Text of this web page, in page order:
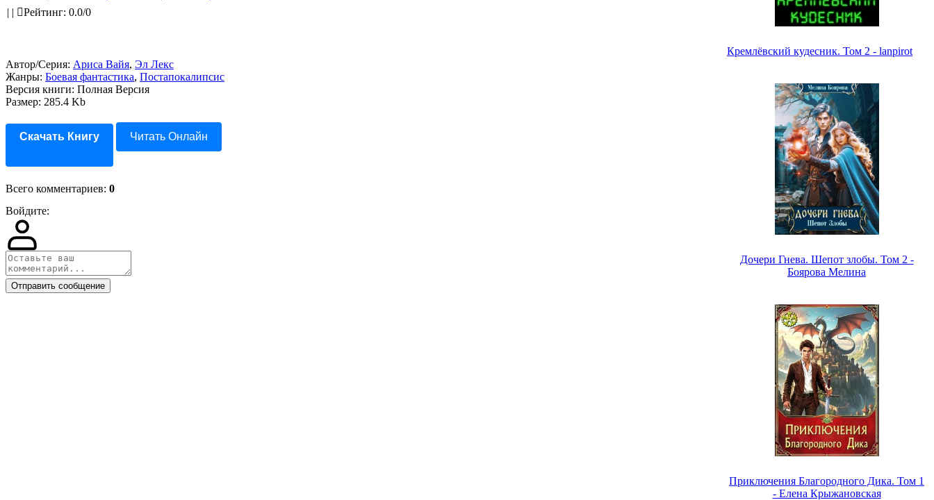
| | Рейтинг: 0.0/0
Автор/Серия: Ариса Вайя, Эл Лекс
Жанры: Боевая фантастика, Постапокалипсис
Версия книги: Полная Версия
Размер: 285.4 Kb
Скачать Книгу Читать Онлайн
Всего комментариев: 0
Войдите:
Отправить сообщение
Кремлёвский кудесник. Том 2 - lanpirot
Дочери Гнева. Шепот злобы. Том 2 -
Боярова Мелина
Приключения Благородного Дика. Том 1
- Елена Крыжановская